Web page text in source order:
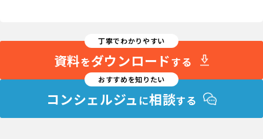
丁寧でわかりやすい
資料をダウンロードする
おすすめを知りたい
コンシェルジュ に相談する